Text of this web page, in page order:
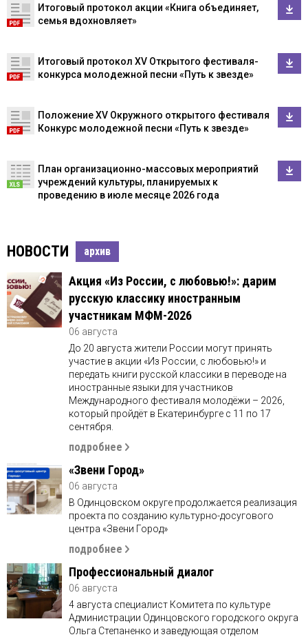
Итоговый протокол акции «Книга объединяет,
семья вдохновляет»
Итоговый протокол XV Открытого фестиваля-
конкурса молодежной песни «Путь к звезде»
Положение XV Окружного открытого фестиваля
Конкурс молодежной песни «Путь к звезде»
План организационно-массовых мероприятий
учреждений культуры, планируемых к
проведению в июле месяце 2026 года
НОВОСТИ архив
Акция «Из России, с любовью!»: дарим
русскую классику иностранным
участникам МФМ-2026
06 августа
До 20 августа жители России могут принять
участие в акции «Из России, с любовью!» и
передать книги русской классики в переводе на
иностранные языки для участников
Международного фестиваля молодёжи – 2026,
который пройдёт в Екатеринбурге с 11 по 17
сентября.
подробнее
«Звени Город»
06 августа
В Одинцовском округе продолжается реализация
проекта по созданию культурно-досугового
центра «Звени Город»
подробнее
Профессиональный диалог
06 августа
4 августа специалист Комитета по культуре
Администрации Одинцовского городского округа
Ольга Степаненко и заведующая отделом